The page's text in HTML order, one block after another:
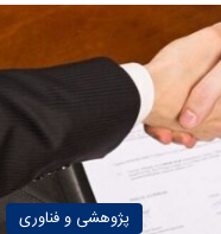
پژوهشی و فناوری